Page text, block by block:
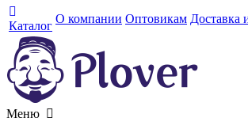
Каталог
О компании Оптовикам Доставка
Меню